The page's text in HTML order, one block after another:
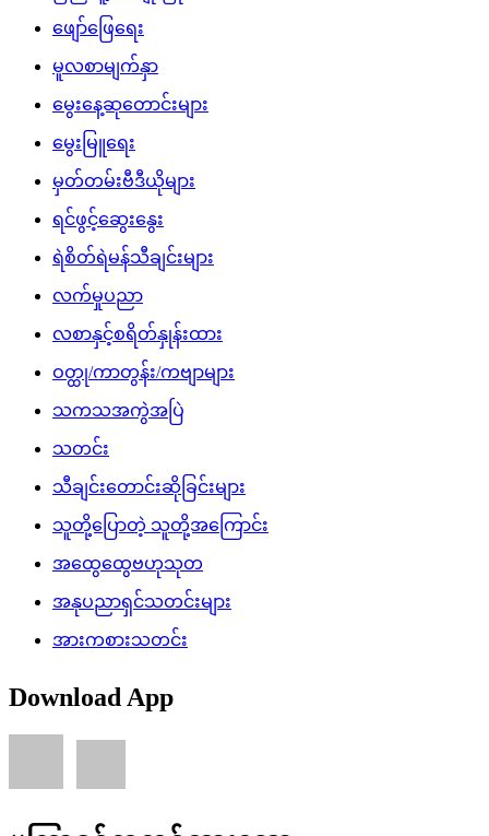
ဖျော်ဖြေရေး
မူလစာမျက်နှာ
မွေးနေ့ဆုတောင်းများ
မွေးမြူရေး
မှတ်တမ်းဗီဒီယိုများ
ရင်ဖွင့်ဆွေးနွေး
ရဲစိတ်ရဲမန်သီချင်းများ
လက်မှုပညာ
လစာနှင့်စရိတ်နှုန်းထား
ဝတ္ထု/ကာတွန်း/ကဗျာများ
သကသအကွဲအပြဲ
သတင်း
သီချင်းတောင်းဆိုခြင်းများ
သူတို့ပြောတဲ့ သူတို့အကြောင်း
အထွေထွေဗဟုသုတ
အနုပညာရှင်သတင်းများ
အားကစားသတင်း
Download App